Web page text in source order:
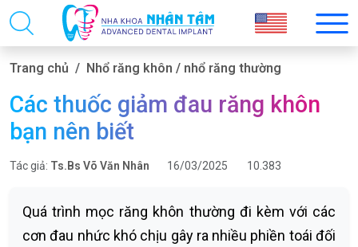
Trang chủ Nhổ răng khôn / nhổ răng thường
Các thuốc giảm đau răng khôn
bạn nên biết
Tác giả: Ts.Bs Võ Văn Nhân 16/03/2025 10.383
Quá trình mọc răng khôn thường đi kèm với các
cơn đau nhức khó chịu gây ra nhiều phiền toái đối